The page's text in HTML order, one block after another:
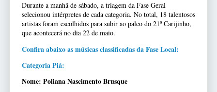
Durante a manhã de sábado, a triagem da Fase Geral
selecionou intérpretes de cada categoria. No total, 18 talentosos
artistas foram escolhidos para subir ao palco do 21º Carijinho,
que acontecerá no dia 22 de maio.
Confira abaixo as músicas classificadas da Fase Local:
Categoria Piá:
Nome: Poliana Nascimento Brusque